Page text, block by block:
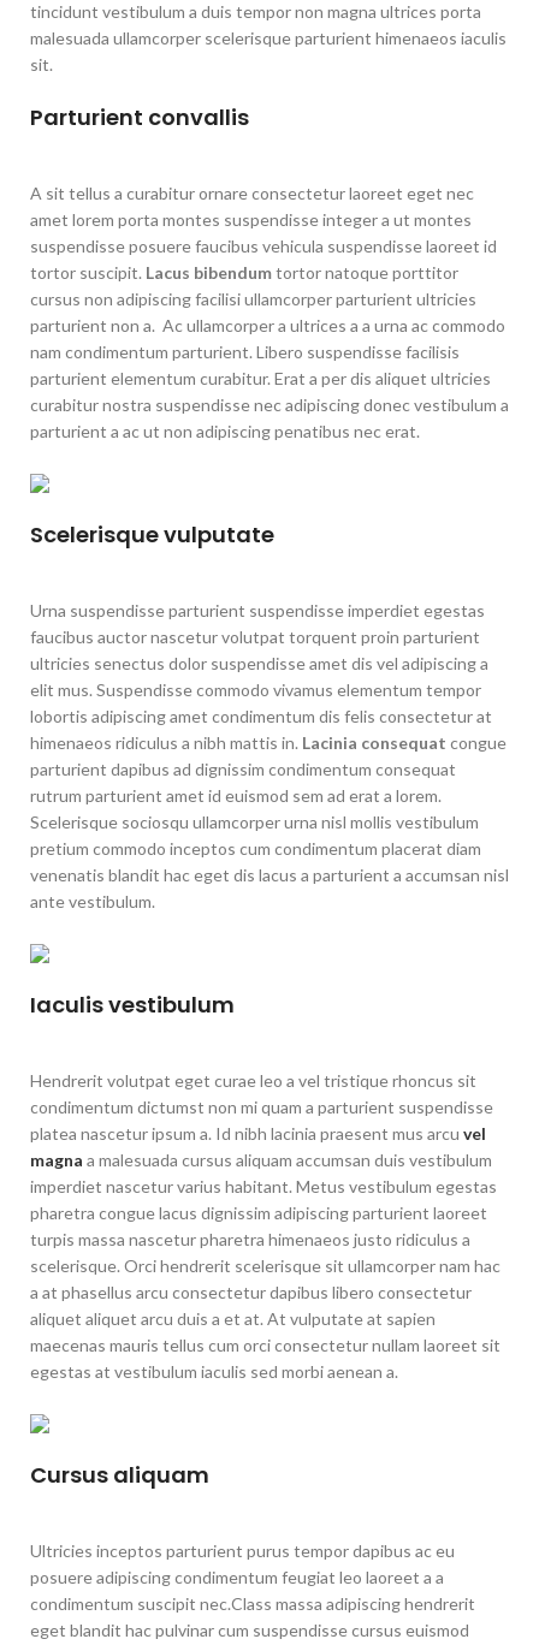
tincidunt vestibulum a duis tempor non magna ultrices porta
malesuada ullamcorper scelerisque parturient himenaeos iaculis
sit.
Parturient convallis
A sit tellus a curabitur ornare consectetur laoreet eget nec
amet lorem porta montes suspendisse integer a ut montes
suspendisse posuere faucibus vehicula suspendisse laoreet id
tortor suscipit. Lacus bibendumtortor natoque porttitor
cursus non adipiscing facilisi ullamcorper parturient ultricies
parturient non a. Ac ullamcorper a ultrices a a urna ac commodo
nam condimentum parturient. Libero suspendisse facilisis
parturient elementum curabitur. Erat a per dis aliquet ultricies
curabitur nostra suspendisse nec adipiscing donec vestibulum a
parturient a ac ut non adipiscing penatibus nec erat.
Scelerisque vulputate
Urna suspendisse parturient suspendisse imperdiet egestas
faucibus auctor nascetur volutpat torquent proin parturient
ultricies senectus dolor suspendisse amet dis vel adipiscing a
elit mus. Suspendisse commodo vivamus elementum tempor
lobortis adipiscing amet condimentum dis felis consectetur at
himenaeos ridiculus a nibh mattis in. Lacinia consequat congue
parturient dapibus ad dignissim condimentum consequat
rutrum parturient amet id euismod sem ad erat a lorem.
Scelerisque sociosqu ullamcorper urna nisl mollis vestibulum
pretium commodo inceptos cum condimentum placerat diam
venenatis blandit hac eget dis lacus a parturient a accumsan nisl
ante vestibulum.
Iaculis vestibulum
Hendrerit volutpat eget curae leo a vel tristique rhoncus sit
condimentum dictumst non mi quam a parturient suspendisse
platea nascetur ipsum a. Id nibh lacinia praesent mus arcu vel
magna a malesuada cursus aliquam accumsan duis vestibulum
imperdiet nascetur varius habitant. Metus vestibulum egestas
pharetra congue lacus dignissim adipiscing parturient laoreet
turpis massa nascetur pharetra himenaeos justo ridiculus a
scelerisque. Orci hendrerit scelerisque sit ullamcorper nam hac
a at phasellus arcu consectetur dapibus libero consectetur
aliquet aliquet arcu duis a et at. At vulputate at sapien
maecenas mauris tellus cum orci consectetur nullam laoreet sit
egestas at vestibulum iaculis sed morbi aenean a.
Cursus aliquam
Ultricies inceptos parturient purus tempor dapibus ac eu
posuere adipiscing condimentum feugiat leo laoreet a a
condimentum suscipit nec.Class massa adipiscing hendrerit
eget blandit hac pulvinar cum suspendisse cursus euismod